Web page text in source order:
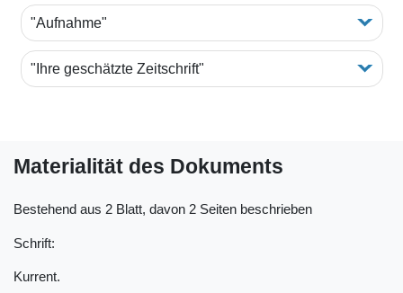
"Aufnahme"
"Ihre geschätzte Zeitschrift"
Materialität des Dokuments
Bestehend aus 2 Blatt, davon 2 Seiten beschrieben
Schrift:
Kurrent.